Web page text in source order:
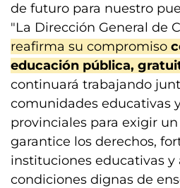
de futuro para nuestro
"La Dirección General de
reafirma su compromiso
educación pública,
continuará trabajando
comunidades educativas
provinciales para exigir
garantice los derechos,
instituciones educativas y
condiciones dignas de